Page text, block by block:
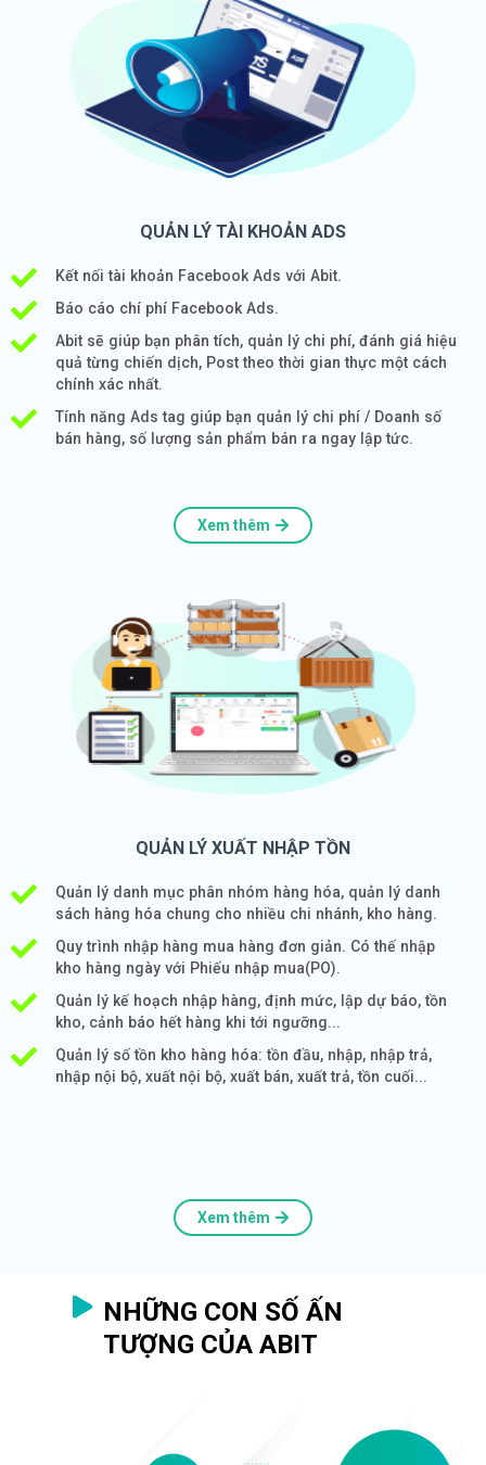
QUẢN LÝ TÀI KHOẢN ADS
Kết nối tài khoản Facebook Ads với Abit.
Báo cáo chí phí Facebook Ads.
Abit sẽ giúp bạn phân tích, quản lý chi phí, đánh giá hiệu
quả từng chiến dịch, Post theo thời gian thực một cách
chính xác nhất.
Tính năng Ads tag giúp bạn quản lý chi phí / Doanh số
bán hàng, số lượng sản phẩm bán ra ngay lập tức.
Xem thêm
QUẢN LÝ XUẤT NHẬP TỒN
Quản lý danh mục phân nhóm hàng hóa, quản lý danh
sách hàng hóa chung cho nhiều chi nhánh, kho hàng.
Quy trình nhập hàng mua hàng đơn giản. Có thế nhập
kho hàng ngày với Phiếu nhập mua(PO).
Quản lý kế hoạch nhập hàng, định mức, lập dự báo, tồn
kho, cảnh báo hết hàng khi tới ngưỡng...
Quản lý số tồn kho hàng hóa: tồn đầu, nhập, nhập trả,
nhập nội bộ, xuất nội bộ, xuất bán, xuất trả, tồn cuối...
Xem thêm
NHỮNG CON SỐ ẤN
TƯỢNG CỦA ABIT